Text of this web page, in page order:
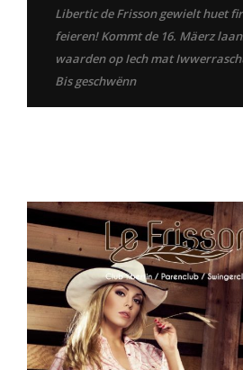
Libertic de Frisson gewielt huet
feieren! Kommt de 16. Mäerz
waarden op Iech mat
Bis geschwënn